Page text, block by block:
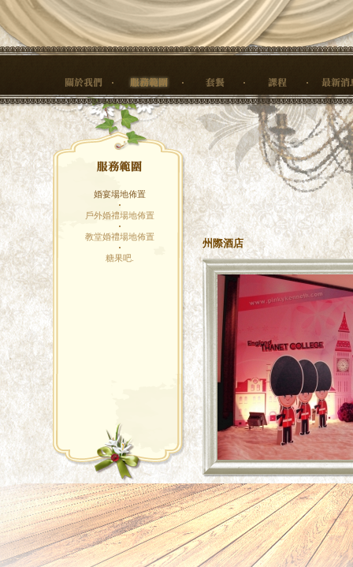
婚宴場地佈置
戶外婚禮場地佈置
教堂婚禮場地佈置
糖果吧.
州際酒店